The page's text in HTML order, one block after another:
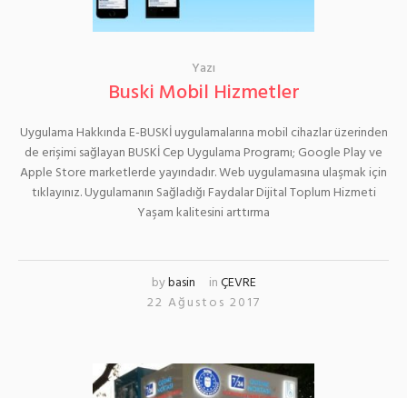
Yazı
Buski Mobil Hizmetler
Uygulama Hakkında E-BUSKİ uygulamalarına mobil cihazlar üzerinden
de erişimi sağlayan BUSKİ Cep Uygulama Programı; Google Play ve
Apple Store marketlerde yayındadır. Web uygulamasına ulaşmak için
tıklayınız. Uygulamanın Sağladığı Faydalar Dijital Toplum Hizmeti
Yaşam kalitesini arttırma
bybasin inÇEVRE
22 Ağustos 2017